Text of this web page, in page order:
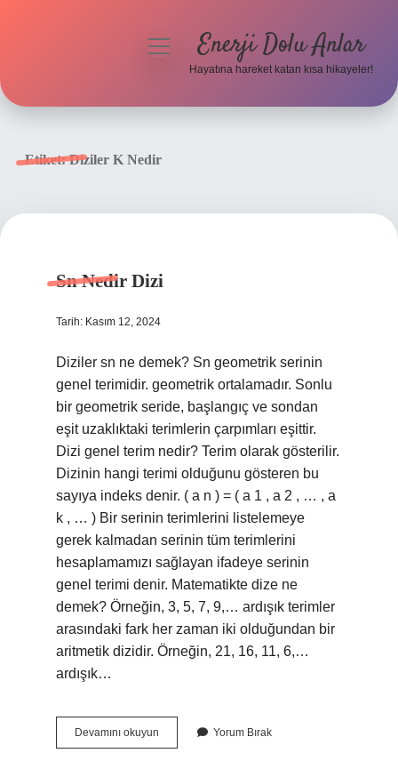
menüyüEnerji Dolu Anlar
Hayatına hareket katan kısa hikayeler!
Etiket:Diziler K Nedir
Sn Nedir Dizi
Tarih: Kasım 12, 2024
Diziler sn ne demek? Sn geometrik serinin
genel terimidir. geometrik ortalamadır. Sonlu
bir geometrik seride, başlangıç ​​ve sondan
eşit uzaklıktaki terimlerin çarpımları eşittir.
Dizi genel terim nedir? Terim olarak gösterilir.
Dizinin hangi terimi olduğunu gösteren bu
sayıya indeks denir. ( a n ) = ( a 1 , a 2 , … , a
k , … ) Bir serinin terimlerini listelemeye
gerek kalmadan serinin tüm terimlerini
hesaplamamızı sağlayan ifadeye serinin
genel terimi denir. Matematikte dize ne
demek? Örneğin, 3, 5, 7, 9,… ardışık terimler
arasındaki fark her zaman iki olduğundan bir
aritmetik dizidir. Örneğin, 21, 16, 11, 6,…
ardışık…
Devamını okuyun
Nedir
Yorum Bırak